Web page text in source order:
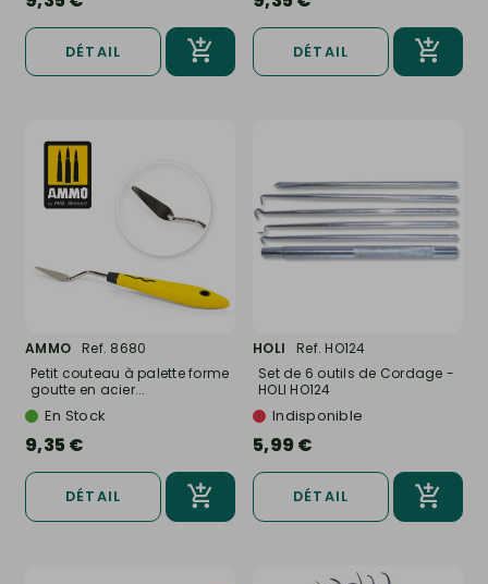
DÉTAIL DÉTAIL
AMMO
Ref. 8680
Petit couteau à palette forme
goutte en acier...
En Stock
9,35 €
DÉTAIL
HOLI
Ref. HO124
Set de 6 outils de Cordage -
HOLI HO124
Indisponible
5,99 €
DÉTAIL